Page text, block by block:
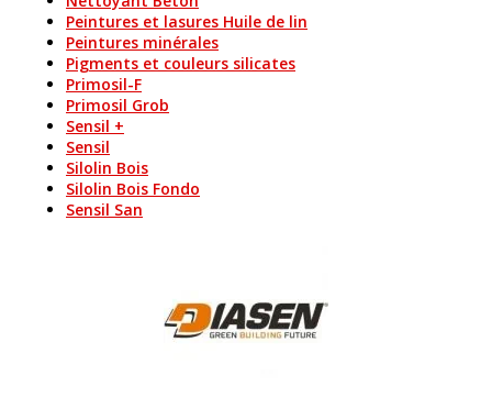
Peintures et lasures Huile de lin
Peintures minérales
Pigments et couleurs silicates
Primosil-F
Primosil Grob
Sensil +
Sensil
Silolin Bois
Silolin Bois Fondo
Sensil San